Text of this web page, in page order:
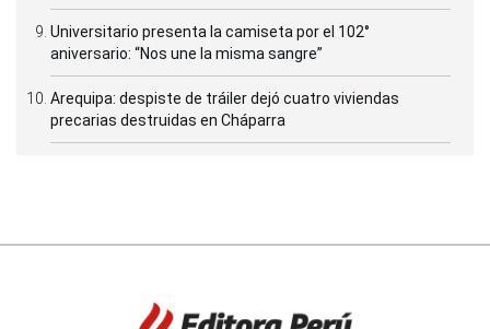
Universitario presenta la camiseta por el 102°
aniversario: “Nos une la misma sangre”
Arequipa: despiste de tráiler dejó cuatro viviendas
precarias destruidas en Cháparra